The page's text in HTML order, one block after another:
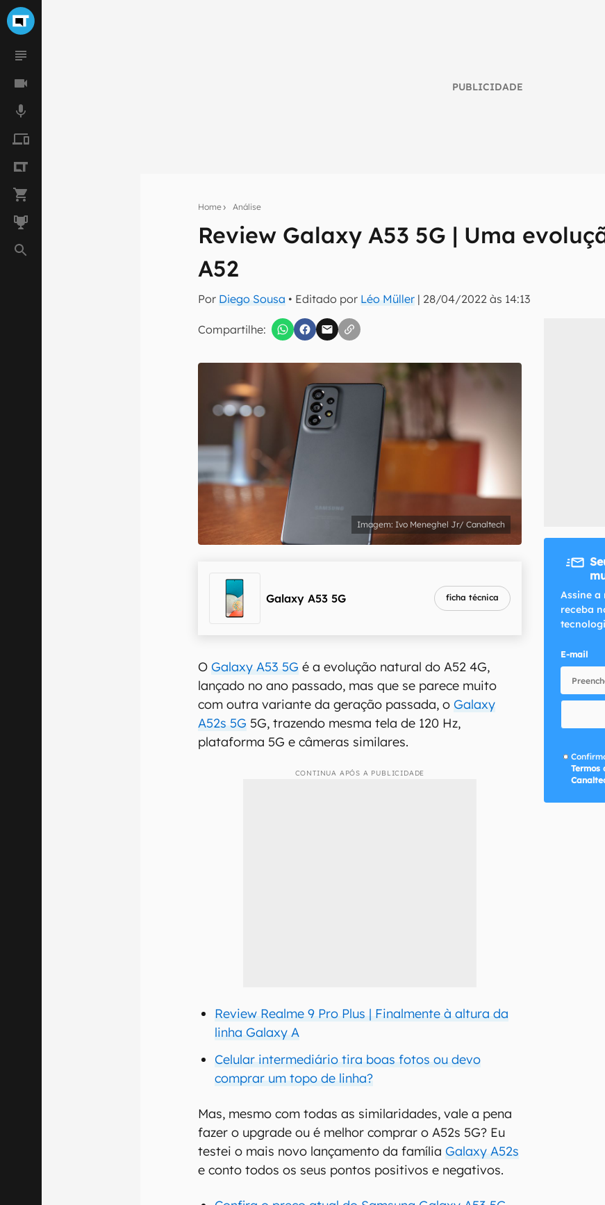
PUBLICIDADE
Home Análise
Review Galaxy A53 5G | Uma
A52
Por Diego Sousa • Editado por Léo Müller | 28/04/2022 às 14:13
Compartilhe:
Seu resumo inteligente do mundo tech!
Assine a newsletter do Canaltech e receba notícias e reviews sobre
inscreva-se
Confirmo que li, aceito e concordo com os
Ivo Meneghel Jr/ Canaltech
Galaxy A53 5G ficha técnica
OGalaxy A53 5G é a evolução natural do A52 4G,
lançado no ano passado, mas que se parece muito
com outra variante da geração passada, oGalaxy
A52s 5G 5G, trazendo mesma tela de 120 Hz,
plataforma 5G e câmeras similares.
CONTINUA APÓS A PUBLICIDADE
Review Realme 9 Pro Plus | Finalmente à altura da
linha Galaxy A
Celular intermediário tira boas fotos ou devo
comprar um topo de linha?
Mas, mesmo com todas as similaridades, vale a pena
fazer o upgrade ou é melhor comprar o A52s 5G? Eu
testei o mais novo lançamento da famíliaGalaxy A52s
e conto todos os seus pontos positivos e negativos.
Assine a
receba
E-mail
Termos